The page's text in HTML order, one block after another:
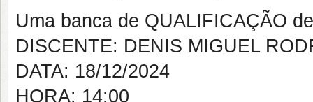
Uma banca de QUALIFICAÇÃO
DISCENTE: DENIS MIGUEL
DATA: 18/12/2024
HORA: 14:00